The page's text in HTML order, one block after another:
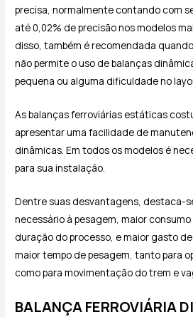
precisa, normalmente contando com
até 0,02% de precisão nos modelos
disso, também é recomendada
não permite o uso de balanças
pequena ou alguma dificuldade no
As balanças ferroviárias estáticas
apresentar uma facilidade de
dinâmicas. Em todos os modelos é
para sua instalação.
Dentre suas desvantagens, destaca-
necessário à pesagem, maior
duração do processo, e maior gasto
maior tempo de pesagem, tanto para
como para movimentação do trem e
BALANÇA FERROVIÁRIA